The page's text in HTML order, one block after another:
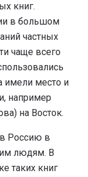
книг.
в большом
частных
чаще всего
имели место и
например
на Восток.
Россию в
людям. В
таких книг